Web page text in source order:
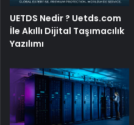
UETDS Nedir ? Uetds.com
İle Akıllı Dijital Taşımacılık
Yazılımı